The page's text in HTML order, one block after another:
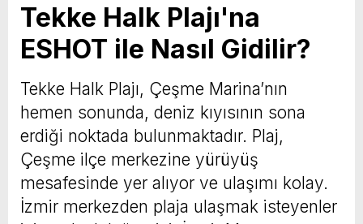
Tekke Halk Plajı'na
ESHOT ile Nasıl Gidilir?
Tekke Halk Plajı, Çeşme Marina’nın
hemen sonunda, deniz kıyısının sona
erdiği noktada bulunmaktadır. Plaj,
Çeşme ilçe merkezine yürüyüş
mesafesinde yer alıyor ve ulaşımı kolay.
İzmir merkezden plaja ulaşmak isteyenler